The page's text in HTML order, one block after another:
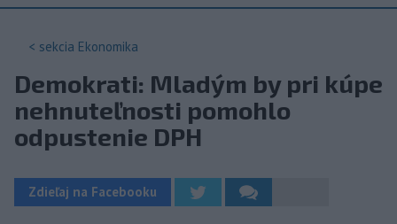
< sekcia Ekonomika
Demokrati: Mladým by pri kúpe
nehnuteľnosti pomohlo
odpustenie DPH
Zdieľaj na Facebooku